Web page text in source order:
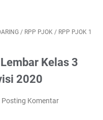
/ RPP PJOK / RPP PJOK 1
Kelas 3
2020
Posting Komentar